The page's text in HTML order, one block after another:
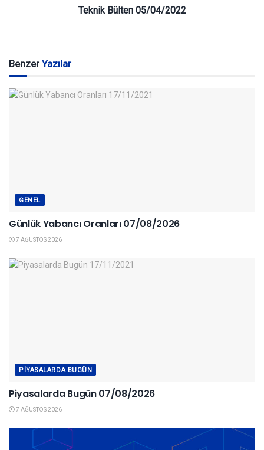
Teknik Bülten 05/04/2022
BenzerYazılar
GENEL
Günlük Yabancı Oranları 07/08/2026
7 AĞUSTOS 2026
PIYASALARDA BUGÜN
Piyasalarda Bugün 07/08/2026
7 AĞUSTOS 2026